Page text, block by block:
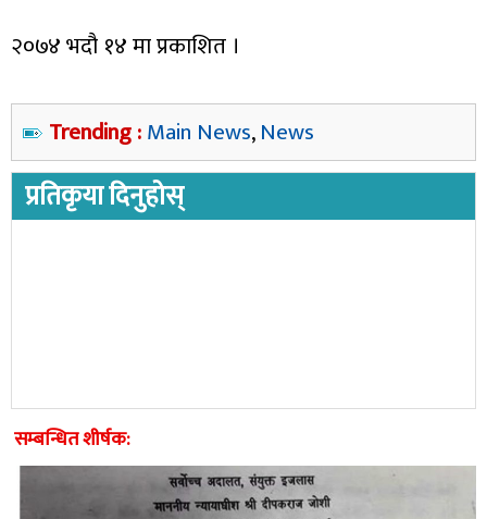
२०७४ भदौ १४ मा प्रकाशित ।
Trending :Main News,News
प्रतिकृया दिनुहोस्
सम्बन्धित शीर्षक: